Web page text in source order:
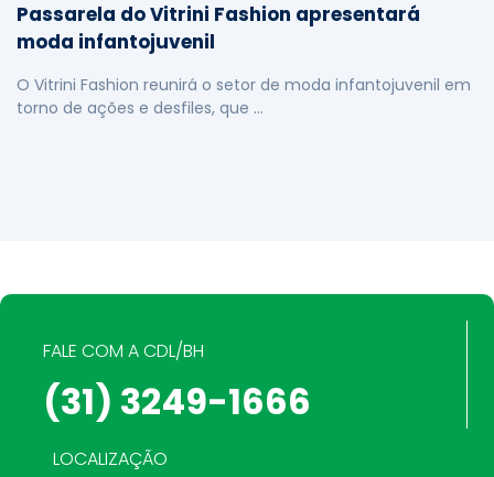
Passarela do Vitrini Fashion apresentará
moda infantojuvenil
O Vitrini Fashion reunirá o setor de moda infantojuvenil em
torno de ações e desfiles, que …
FALE COM A CDL/BH
(31) 3249-1666
LOCALIZAÇÃO